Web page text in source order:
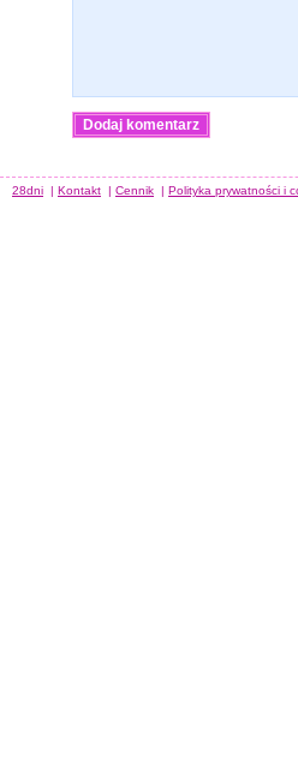
28dni | Kontakt | Cennik | Polityka prywatności i